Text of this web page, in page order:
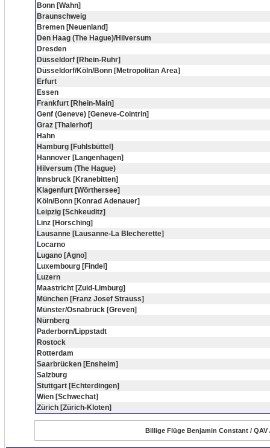
Bonn [Wahn]
Braunschweig
Bremen [Neuenland]
Den Haag (The Hague)/Hilversum
Dresden
Düsseldorf [Rhein-Ruhr]
Düsseldorf/Köln/Bonn [Metropolitan Area]
Erfurt
Essen
Frankfurt [Rhein-Main]
Genf (Geneve) [Geneve-Cointrin]
Graz [Thalerhof]
Hahn
Hamburg [Fuhlsbüttel]
Hannover [Langenhagen]
Hilversum (The Hague)
Innsbruck [Kranebitten]
Klagenfurt [Wörthersee]
Köln/Bonn [Konrad Adenauer]
Leipzig [Schkeuditz]
Linz [Horsching]
Lausanne [Lausanne-La Blecherette]
Locarno
Lugano [Agno]
Luxembourg [Findel]
Luzern
Maastricht [Zuid-Limburg]
München [Franz Josef Strauss]
Münster/Osnabrück [Greven]
Nürnberg
Paderborn/Lippstadt
Rostock
Rotterdam
Saarbrücken [Ensheim]
Salzburg
Stuttgart [Echterdingen]
Wien [Schwechat]
Zürich [Zürich-Kloten]
Billige Flüge Benjamin Constant /